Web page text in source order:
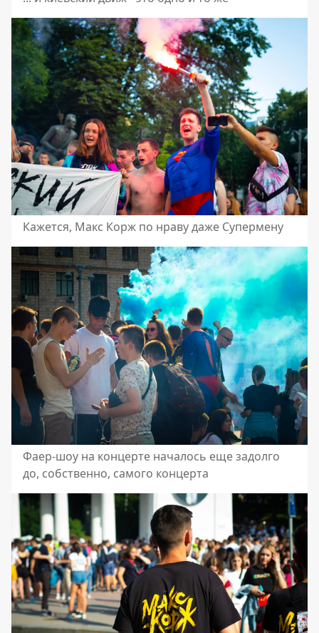
Кажется, Макс Корж по нраву даже Супермену
Фаер-шоу на концерте началось еще задолго
до, собственно, самого концерта